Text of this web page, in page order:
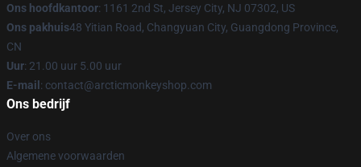
Ons hoofdkantoor: 1161 2nd St, Jersey City, NJ 07302, US
Ons pakhuis48 Yitian Road, Changyuan City, Guangdong Province,
CN
Uur: 21.00 uur 5.00 uur
E-mail : contact@arcticmonkeyshop.com
Ons bedrijf
Over ons
Algemene voorwaarden